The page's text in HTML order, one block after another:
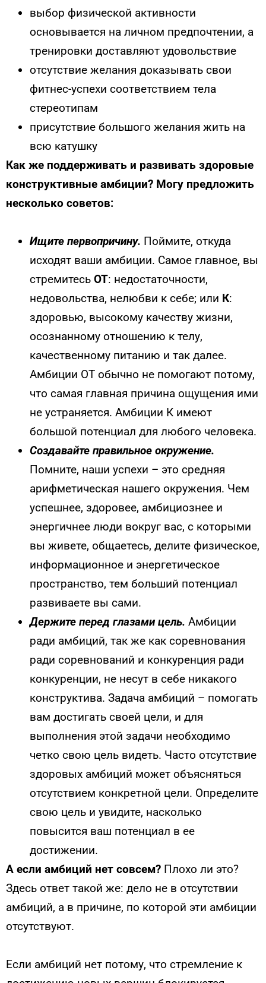
выбор физической активности
основывается на личном предпочтении, а
тренировки доставляют удовольствие
отсутствие желания доказывать свои
фитнес-успехи соответствием тела
стереотипам
присутствие большого желания жить на
всю катушку
Как же поддерживать и развивать здоровые
конструктивные амбиции? Могу предложить
несколько советов:
Ищите первопричину. Поймите, откуда
исходят ваши амбиции. Самое главное, вы
стремитесь ОТ: недостаточности,
недовольства, нелюбви к себе; или К:
здоровью, высокому качеству жизни,
осознанному отношению к телу,
качественному питанию и так далее.
Амбиции ОТ обычно не помогают потому,
что самая главная причина ощущения ими
не устраняется. Амбиции К имеют
большой потенциал для любого человека.
Создавайте правильное окружение.
Помните, наши успехи – это средняя
арифметическая нашего окружения. Чем
успешнее, здоровее, амбициознее и
энергичнее люди вокруг вас, с которыми
вы живете, общаетесь, делите физическое,
информационное и энергетическое
пространство, тем больший потенциал
развиваете вы сами.
Держите перед глазами цель. Амбиции
ради амбиций, так же как соревнования
ради соревнований и конкуренция ради
конкуренции, не несут в себе никакого
конструктива. Задача амбиций – помогать
вам достигать своей цели, и для
выполнения этой задачи необходимо
четко свою цель видеть. Часто отсутствие
здоровых амбиций может объясняться
отсутствием конкретной цели. Определите
свою цель и увидите, насколько
повысится ваш потенциал в ее
достижении.
А если амбиций нет совсем? Плохо ли это?
Здесь ответ такой же: дело не в отсутствии
амбиций, а в причине, по которой эти амбиции
отсутствуют.
Если амбиций нет потому, что стремление к